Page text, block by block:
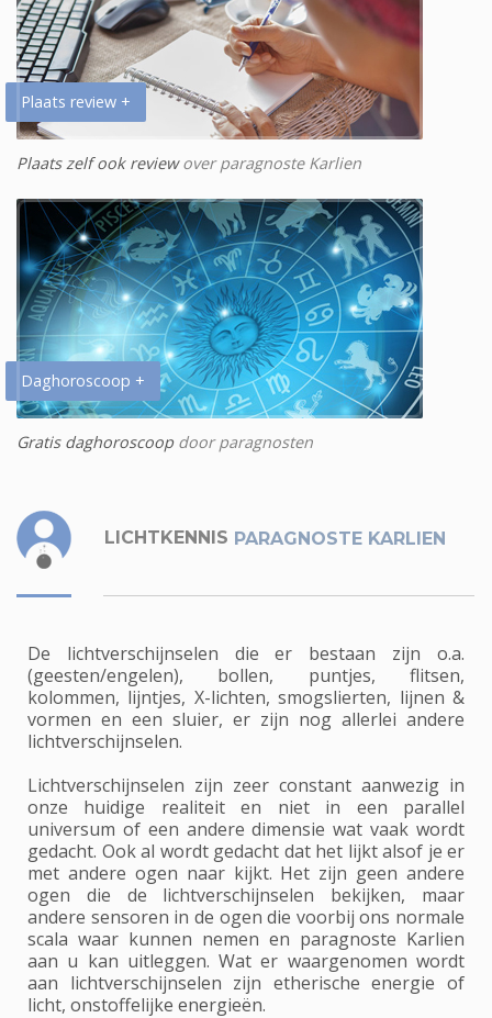
Plaats review +
Plaats zelf ook reviewover paragnoste Karlien
Daghoroscoop +
Gratis daghoroscoopdoor paragnosten
LICHTKENNIS PARAGNOSTE KARLIEN
De lichtverschijnselen die er bestaan zijn o.a.
(geesten/engelen), bollen, puntjes, flitsen,
kolommen, lijntjes, X-lichten, smogslierten, lijnen &
vormen en een sluier, er zijn nog allerlei andere
lichtverschijnselen.
Lichtverschijnselen zijn zeer constant aanwezig in
onze huidige realiteit en niet in een parallel
universum of een andere dimensie wat vaak wordt
gedacht. Ook al wordt gedacht dat het lijkt alsof je er
met andere ogen naar kijkt. Het zijn geen andere
ogen die de lichtverschijnselen bekijken, maar
andere sensoren in de ogen die voorbij ons normale
scala waar kunnen nemen en paragnoste Karlien
aan u kan uitleggen. Wat er waargenomen wordt
aan lichtverschijnselen zijn etherische energie of
licht, onstoffelijke energieën.